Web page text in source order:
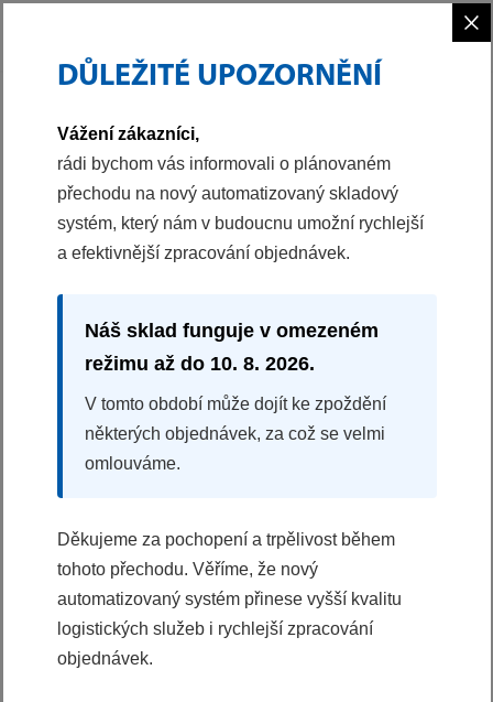
PODVĚSNÝ ODSAVAČ
PEC 350 WR
80% na základě 1 recenzí
Tlačítkové ovládání
3 stupně výkonu
Splátková kalkulačka
2497 Kč
KOUPIT
Ihned k odeslání
×
DŮLEŽITÉ UPOZORNĚNÍ
Vážení zákazníci,
rádi bychom vás informovali o plánovaném
přechodu na nový automatizovaný skladový
systém, který nám v budoucnu umožní rychlejší
a efektivnější zpracování objednávek.
Náš sklad funguje v omezeném
režimu až do 10. 8. 2026.
V tomto období může dojít ke zpoždění
některých objednávek, za což se velmi
omlouváme.
Děkujeme za pochopení a trpělivost během
tohoto přechodu. Věříme, že nový
automatizovaný systém přinese vyšší kvalitu
logistických služeb i rychlejší zpracování
objednávek.